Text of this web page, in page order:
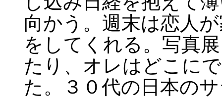
向かう。週末は恋人
をしてくれる。写真
たり、オレはどこに
た。３０代の日本の